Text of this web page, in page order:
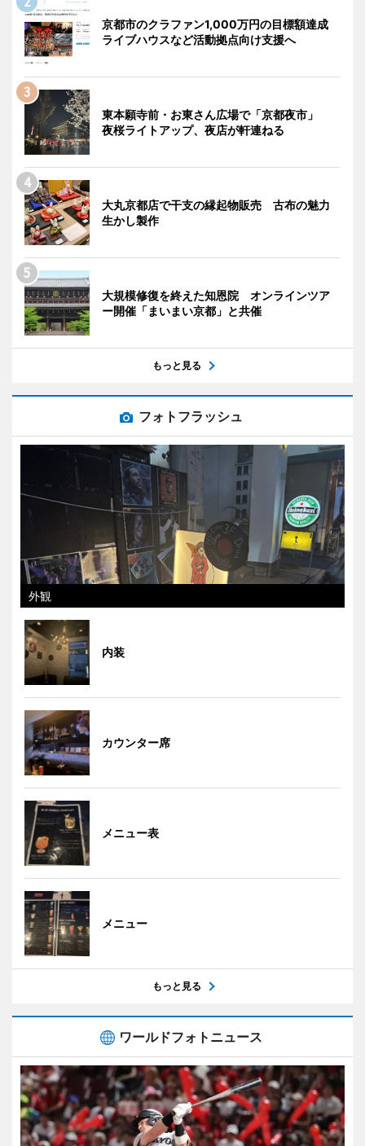
京都市のクラファン1,000万円の目標額達成
ライブハウスなど活動拠点向け支援へ
東本願寺前・お東さん広場で「京都夜市」
夜桜ライトアップ、夜店が軒連ねる
大丸京都店で干支の縁起物販売 古布の魅力
生かし製作
大規模修復を終えた知恩院 オンラインツア
ー開催「まいまい京都」と共催
もっと見る
フォトフラッシュ
外観
内装
カウンター席
メニュー表
メニュー
もっと見る
ワールドフォトニュース